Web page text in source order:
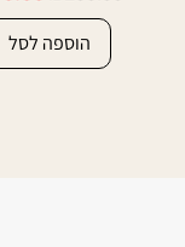
הוספה לסל